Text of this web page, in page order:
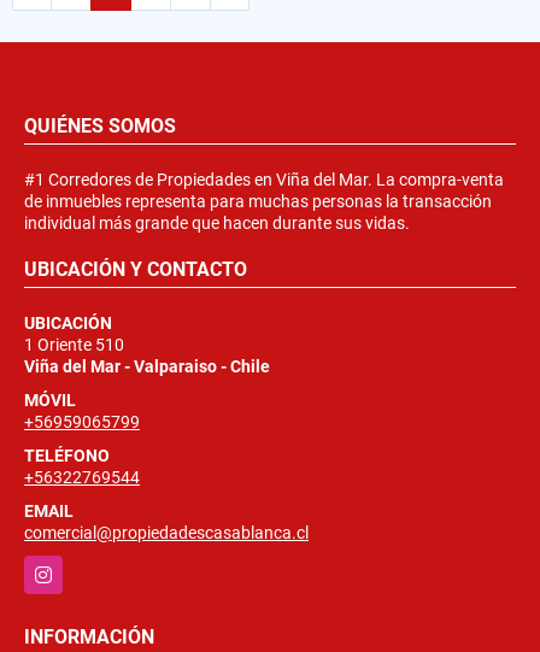
QUIÉNES SOMOS
#1 Corredores de Propiedades en Viña del Mar. La compra-venta
de inmuebles representa para muchas personas la transacción
individual más grande que hacen durante sus vidas.
UBICACIÓN Y CONTACTO
UBICACIÓN
1 Oriente 510
Viña del Mar - Valparaiso - Chile
MÓVIL
+56959065799
TELÉFONO
+56322769544
EMAIL
comercial@propiedadescasablanca.cl
Instagram
INFORMACIÓN